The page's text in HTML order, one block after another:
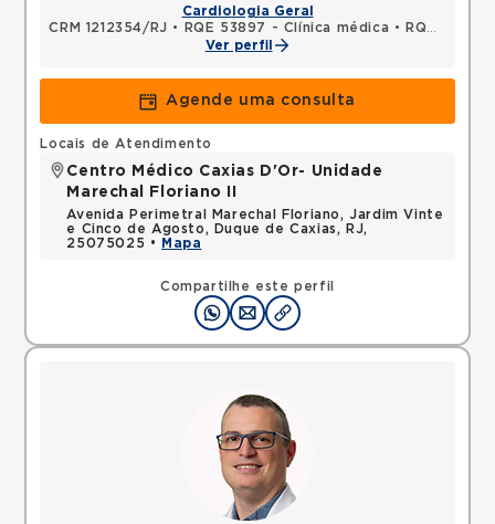
Cardiologia Geral
CRM 1212354/RJ • RQE 53897 - Clínica médica •
RQE 61234 - Cardiologia
Ver perfil
Agende uma consulta
Compartilhe este perfil
Locais de Atendimento
Centro Médico Caxias D'Or- Unidade
Marechal Floriano II
Avenida Perimetral Marechal Floriano, Jardim Vinte
e Cinco de Agosto, Duque de Caxias, RJ,
25075025 •
Mapa